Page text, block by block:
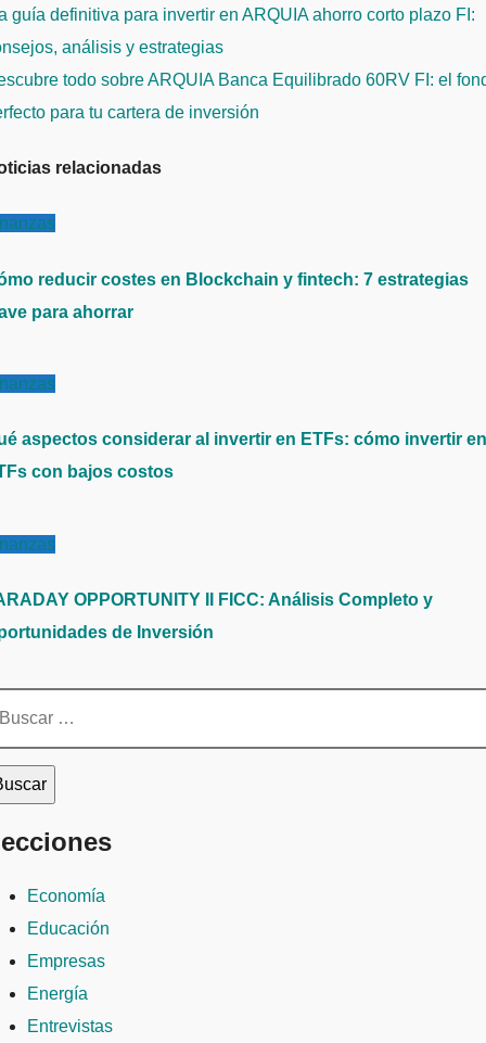
guía definitiva para invertir en ARQUIA ahorro corto plazo FI:
análisis y estrategias
todo sobre ARQUIA Banca Equilibrado 60RV FI: el
para tu cartera de inversión
relacionadas
reducir costes en Blockchain y fintech: 7 estrategias
para ahorrar
aspectos considerar al invertir en ETFs: cómo invertir en
con bajos costos
OPPORTUNITY II FICC: Análisis Completo y
de Inversión
Economía
Educación
Empresas
Energía
Entrevistas